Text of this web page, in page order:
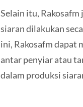
Selain itu,
siaran dilakukan
ini, Rakosafm dapat
antar penyiar atau
dalam produksi